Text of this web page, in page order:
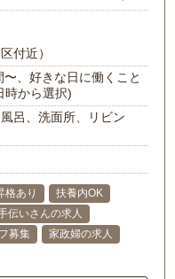
付近）
、好きな日に働くこと
時から選択)
呂、洗面所、リビン
格あり
扶養内OK
伝いさんの求人
募集
家政婦の求人